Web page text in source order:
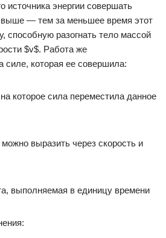
источника энергии совершать
— тем за меньшее время этот
способную разогнать тело массой
$v$. Работа же
силе, которая ее совершила:
которое сила переместила данное
выразить через скорость и
выполняемая в единицу времени